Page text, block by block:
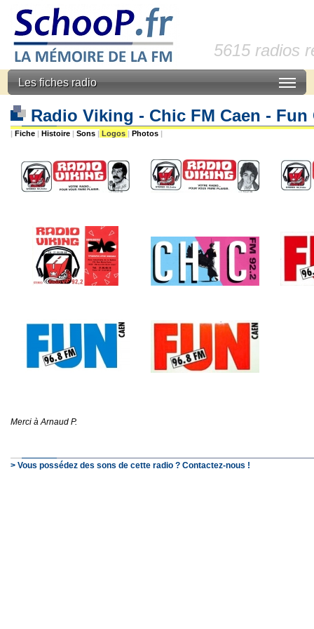
5615 radios
Les fiches radio
Radio Viking - Chic FM Caen -
| Fiche | Histoire | Sons | Logos | Photos |
Merci à Arnaud P.
> Vous possédez des sons de cette radio ? Contactez-nous !